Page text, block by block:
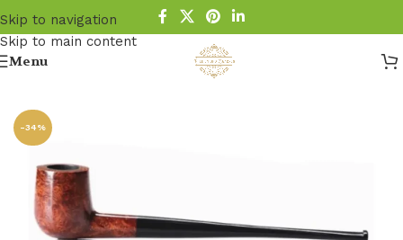
Skip to navigation
Skip to main content
Menu
/Bruyere Pfeifen
-34%